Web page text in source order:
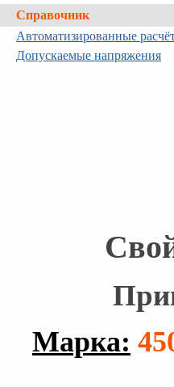
Справочник
Автоматизированные
Допускаемые напряжения
Марка: